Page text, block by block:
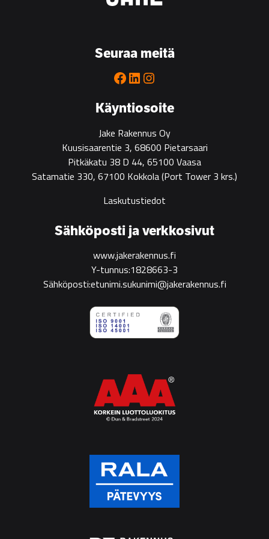
Käyntiosoite
Jake Rakennus Oy
Kuusisaarentie 3, 68600 Pietarsaari
Pitkäkatu 38 D 44, 65100 Vaasa
Satamatie 330, 67100 Kokkola(Port Tower 3 krs.)
Laskutustiedot
Seuraa meitä
Facebook
LinkedIn
Instagram
Sähköposti ja verkkosivut
www.jakerakennus.fi
Y-tunnus:1828663-3
Sähköposti:etunimi.sukunimi@jakerakennus.fi